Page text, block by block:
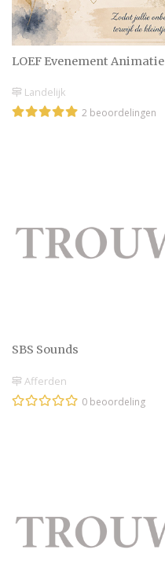
LOEF Evenement Animatie
Landelijk
2 beoordelingen
SBS Sounds
Afferden
0 beoordeling